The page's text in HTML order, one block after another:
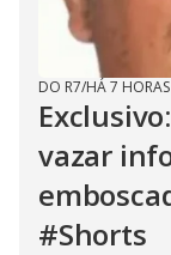
DO R7/HÁ 7 HORAS
vazar
#Shorts